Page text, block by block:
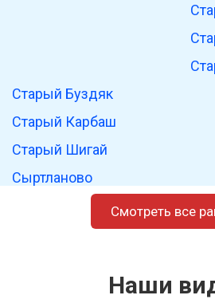
Старый Буздяк
Старый Карбаш
Старый Шигай
Сыртланово
Смотреть все
Наши